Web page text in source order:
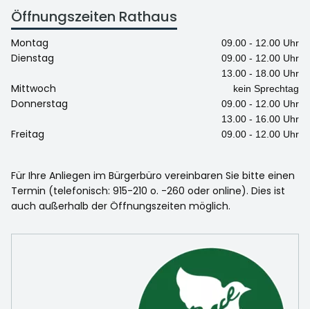
Öffnungszeiten Rathaus
Montag 09.00 - 12.00 Uhr
Dienstag
09.00 - 12.00 Uhr
13.00 - 18.00 Uhr
Mittwoch kein Sprechtag
Donnerstag
09.00 - 12.00 Uhr
13.00 - 16.00 Uhr
Freitag 09.00 - 12.00 Uhr
Für Ihre Anliegen im Bürgerbüro vereinbaren Sie bitte einen
Termin (telefonisch: 915-210 o. -260 oder online). Dies ist
auch außerhalb der Öffnungszeiten möglich.